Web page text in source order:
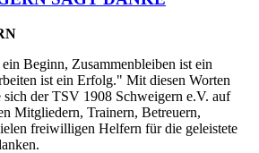
Beginn, Zusammenbleiben ist ein
ist ein Erfolg." Mit diesen Worten
der TSV 1908 Schweigern e.V. auf
Mitgliedern, Trainern, Betreuern,
freiwilligen Helfern für die geleistete